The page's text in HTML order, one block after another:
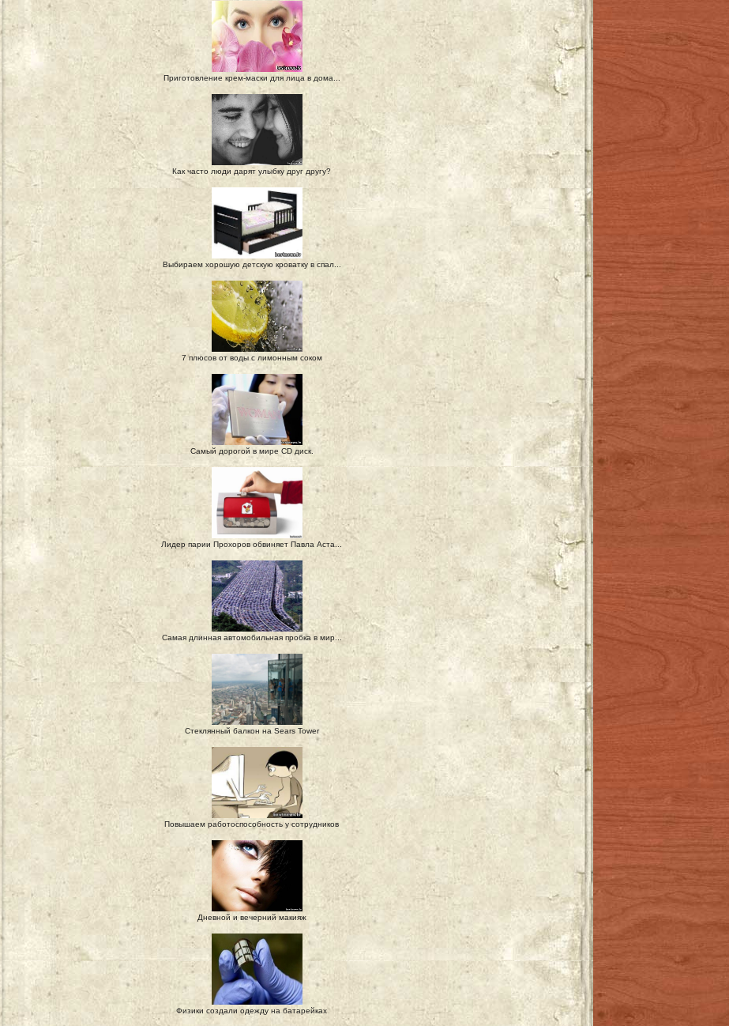
Приготовление крем-маски для лица в дома...
Как часто люди дарят улыбку друг другу?
Выбираем хорошую детскую кроватку в спал...
7 плюсов от воды с лимонным соком
Самый дорогой в мире CD диск.
Лидер парии Прохоров обвиняет Павла Аста...
Самая длинная автомобильная пробка в мир...
Стеклянный балкон на Sears Tower
Повышаем работоспособность у сотрудников
Дневной и вечерний макияж
Физики создали одежду на батарейках